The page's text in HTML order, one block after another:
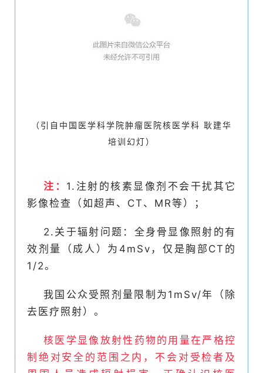
（引自中国医学科学院肿瘤医院核医学科 耿建华
培训幻灯）
注： 1.注射的核素显像剂不会干扰其它
影像检查（如超声、CT、MR等）；
2.关于辐射问题：全身骨显像照射的有
效剂量（成人）为4mSv，仅是胸部CT的
1/2。
我国公众受照剂量限制为1mSv/年（除
去医疗照射）。
核医学显像放射性药物的用量在严格控
制绝对安全的范围之内，不会对受检者及